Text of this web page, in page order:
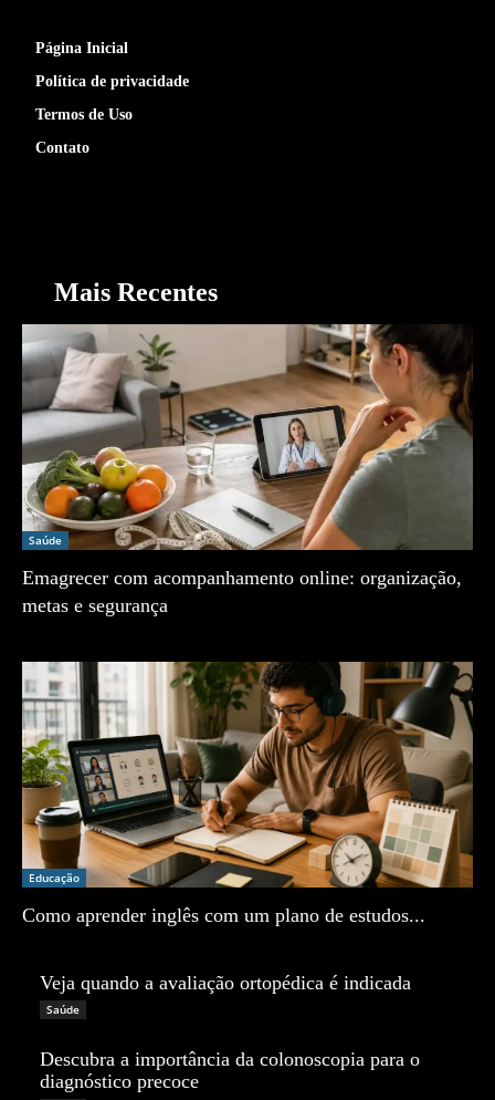
Página Inicial
Política de privacidade
Termos de Uso
Contato
Mais Recentes
Saúde
Emagrecer com acompanhamento online: organização,
metas e segurança
Educação
Como aprender inglês com um plano de estudos...
Veja quando a avaliação ortopédica é indicada
Saúde
Descubra a importância da colonoscopia para o
diagnóstico precoce